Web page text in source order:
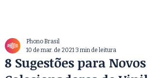
8 Sugestões para Novos
Phono Brasil
10 de mar. de 2021 3 min de leitura